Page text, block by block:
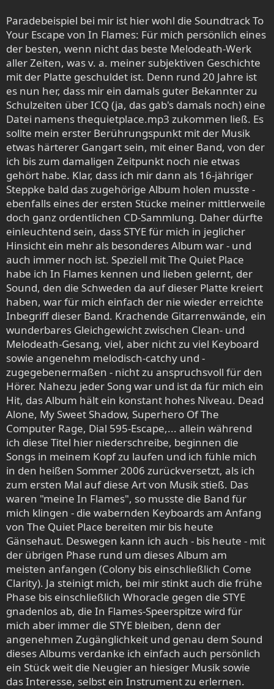
Paradebeispiel bei mir ist hier wohl die Soundtrack To
Your Escape von In Flames: Für mich persönlich eines
der besten, wenn nicht das beste Melodeath-Werk
aller Zeiten, was v. a. meiner subjektiven Geschichte
mit der Platte geschuldet ist. Denn rund 20 Jahre ist
es nun her, dass mir ein damals guter Bekannter zu
Schulzeiten über ICQ (ja, das gab's damals noch) eine
Datei namens thequietplace.mp3 zukommen ließ. Es
sollte mein erster Berührungspunkt mit der Musik
etwas härterer Gangart sein, mit einer Band, von der
ich bis zum damaligen Zeitpunkt noch nie etwas
gehört habe. Klar, dass ich mir dann als 16-jähriger
Steppke bald das zugehörige Album holen musste -
ebenfalls eines der ersten Stücke meiner mittlerweile
doch ganz ordentlichen CD-Sammlung. Daher dürfte
einleuchtend sein, dass STYE für mich in jeglicher
Hinsicht ein mehr als besonderes Album war - und
auch immer noch ist. Speziell mit The Quiet Place
habe ich In Flames kennen und lieben gelernt, der
Sound, den die Schweden da auf dieser Platte kreiert
haben, war für mich einfach der nie wieder erreichte
Inbegriff dieser Band. Krachende Gitarrenwände, ein
wunderbares Gleichgewicht zwischen Clean- und
Melodeath-Gesang, viel, aber nicht zu viel Keyboard
sowie angenehm melodisch-catchy und -
zugegebenermaßen - nicht zu anspruchsvoll für den
Hörer. Nahezu jeder Song war und ist da für mich ein
Hit, das Album hält ein konstant hohes Niveau. Dead
Alone, My Sweet Shadow, Superhero Of The
Computer Rage, Dial 595-Escape,... allein während
ich diese Titel hier niederschreibe, beginnen die
Songs in meinem Kopf zu laufen und ich fühle mich
in den heißen Sommer 2006 zurückversetzt, als ich
zum ersten Mal auf diese Art von Musik stieß. Das
waren "meine In Flames", so musste die Band für
mich klingen - die wabernden Keyboards am Anfang
von The Quiet Place bereiten mir bis heute
Gänsehaut. Deswegen kann ich auch - bis heute - mit
der übrigen Phase rund um dieses Album am
meisten anfangen (Colony bis einschließlich Come
Clarity). Ja steinigt mich, bei mir stinkt auch die frühe
Phase bis einschließlich Whoracle gegen die STYE
gnadenlos ab, die In Flames-Speerspitze wird für
mich aber immer die STYE bleiben, denn der
angenehmen Zugänglichkeit und genau dem Sound
dieses Albums verdanke ich einfach auch persönlich
ein Stück weit die Neugier an hiesiger Musik sowie
das Interesse, selbst ein Instrument zu erlernen.